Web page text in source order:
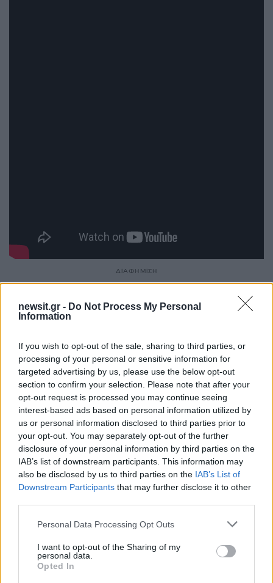
newsit.gr - Do Not Process My Personal
Information
If you wish to opt-out of the sale, sharing to third parties, or
processing of your personal or sensitive information for
targeted advertising by us, please use the below opt-out
section to confirm your selection. Please note that after your
opt-out request is processed you may continue seeing
interest-based ads based on personal information utilized by
us or personal information disclosed to third parties prior to
your opt-out. You may separately opt-out of the further
disclosure of your personal information by third parties on the
IAB’s list of downstream participants. This information may
also be disclosed by us to third parties on the IAB’s List of
Downstream Participants that may further disclose it to other
Please note that this website/app uses one or more Google
not limited to your visit or usage behaviour. You may click to
grant or deny consent to Google and its third-party tags to
use your data for below specified purposes in below Google
Personal Data Processing Opt Outs
I want to opt-out of the Sharing of my
personal data.
Opted In
ΔΙΑΦΗΜΙΣΗ
Αν τα χάσατε